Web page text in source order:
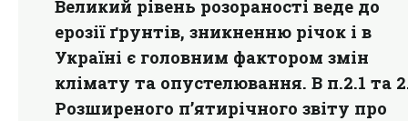
Великий рівень розораності веде до
ерозії ґрунтів, зникненню річок і в
Україні є головним фактором змін
клімату та опустелювання. В п.2.1 та
Розширеного п’ятирічного звіту про